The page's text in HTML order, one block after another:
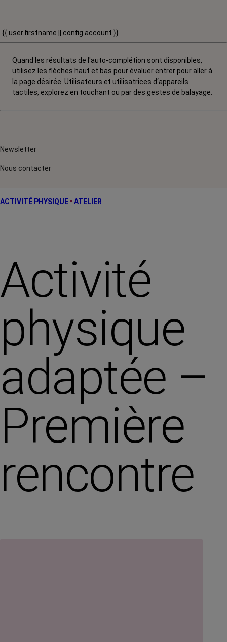
{{ user.firstname || config.account }}
Quand les résultats de l'auto-complétion sont disponibles,
utilisez les flèches haut et bas pour évaluer entrer pour aller à
la page désirée. Utilisateurs et utilisatrices d‘appareils
tactiles, explorez en touchant ou par des gestes de balayage.
Newsletter
Nous contacter
ACTIVITÉ PHYSIQUE • ATELIER
Activité
physique
adaptée –
Première
rencontre